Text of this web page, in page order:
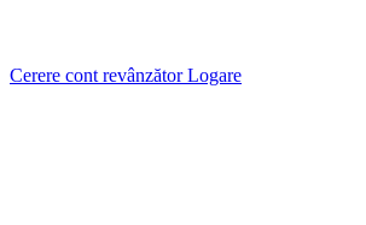
Cerere cont revânzător Logare